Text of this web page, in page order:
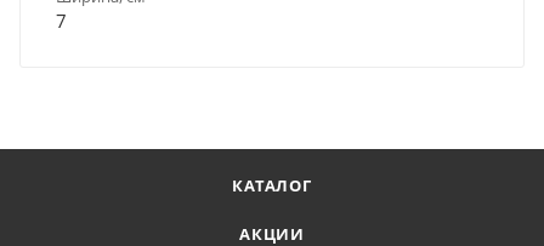
7
КАТАЛОГ
АКЦИИ